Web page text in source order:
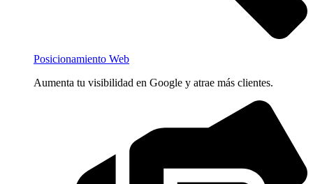
Posicionamiento Web
Aumenta tu visibilidad en Google y atrae más clientes.